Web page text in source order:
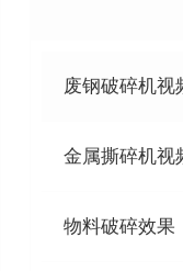
废钢破碎机视
金属撕碎机视
物料破碎效果